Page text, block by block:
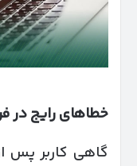
خطاهای رایج در
گاهی کاربر پس